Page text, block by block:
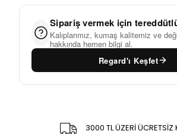
Sipariş vermek için
Kalıplarımız, kumaş kalitemiz ve
hakkında hemen bilgi al.
Regard'ı Keşfet
3000 TL ÜZERİ ÜCRETSİZ